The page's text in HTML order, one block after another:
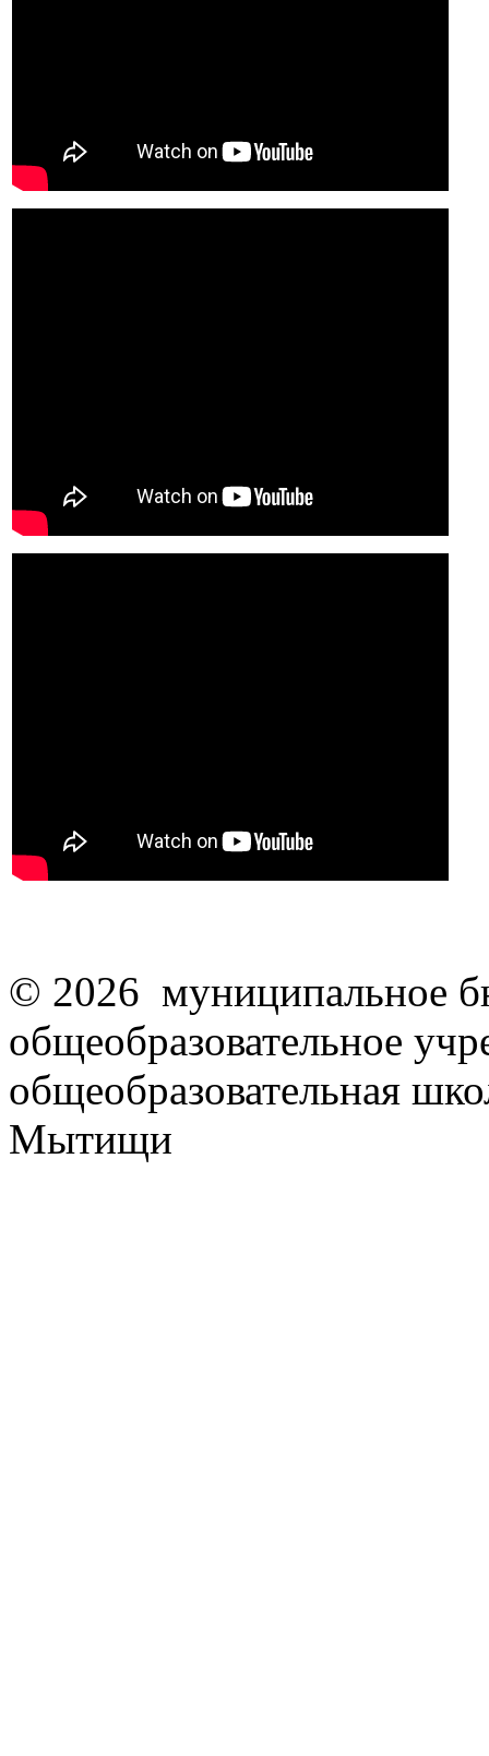
© 2026 муниципальное
общеобразовательное
общеобразовательная
Мытищи